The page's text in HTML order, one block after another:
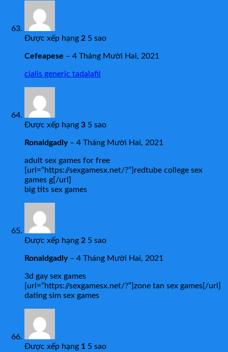
Được xếp hạng 2 5 sao
Cefeapese – 4 Tháng Mười Hai, 2021
cialis generic tadalafil
Được xếp hạng 3 5 sao
Ronaldgadly – 4 Tháng Mười Hai, 2021
adult sex games for free
[url=”https://sexgamesx.net/?”]redtube college sex
games g[/url]
big tits sex games
Được xếp hạng 2 5 sao
Ronaldgadly – 4 Tháng Mười Hai, 2021
3d gay sex games
[url=”https://sexgamesx.net/?”]zone tan sex games[/url]
dating sim sex games
Được xếp hạng 1 5 sao